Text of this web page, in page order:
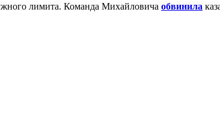
лимита. Команда Михайловича обвинила